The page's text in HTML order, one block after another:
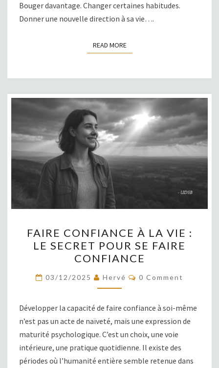
Bouger davantage. Changer certaines habitudes.
Donner une nouvelle direction à sa vie….
READ MOREREAD MORE
CONFIANCE
À
LA
VIE
:
POUR
FAIRE CONFIANCE À LA VIE :
LE SECRET POUR SE FAIRE
CONFIANCE
03/12/2025 Hervé COMMENTS
0 Comment
Développer la capacité de faire confiance à soi-même
n’est pas un acte de naïveté, mais une expression de
maturité psychologique. C’est un choix, une voie
intérieure, une pratique quotidienne. Il existe des
périodes où l’humanité entière semble retenue dans